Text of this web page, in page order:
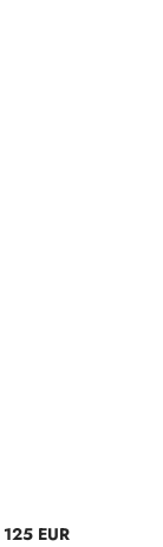
125 EUR